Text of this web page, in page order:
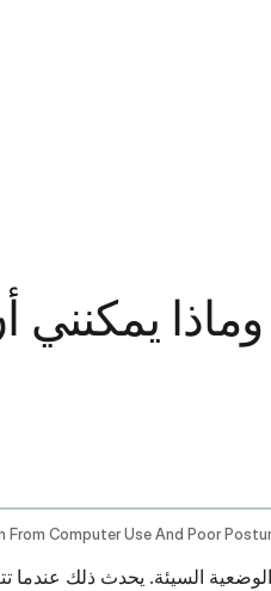
يمكنني
From Computer Use And Poor
والوضعية السيئة. يحدث ذلك